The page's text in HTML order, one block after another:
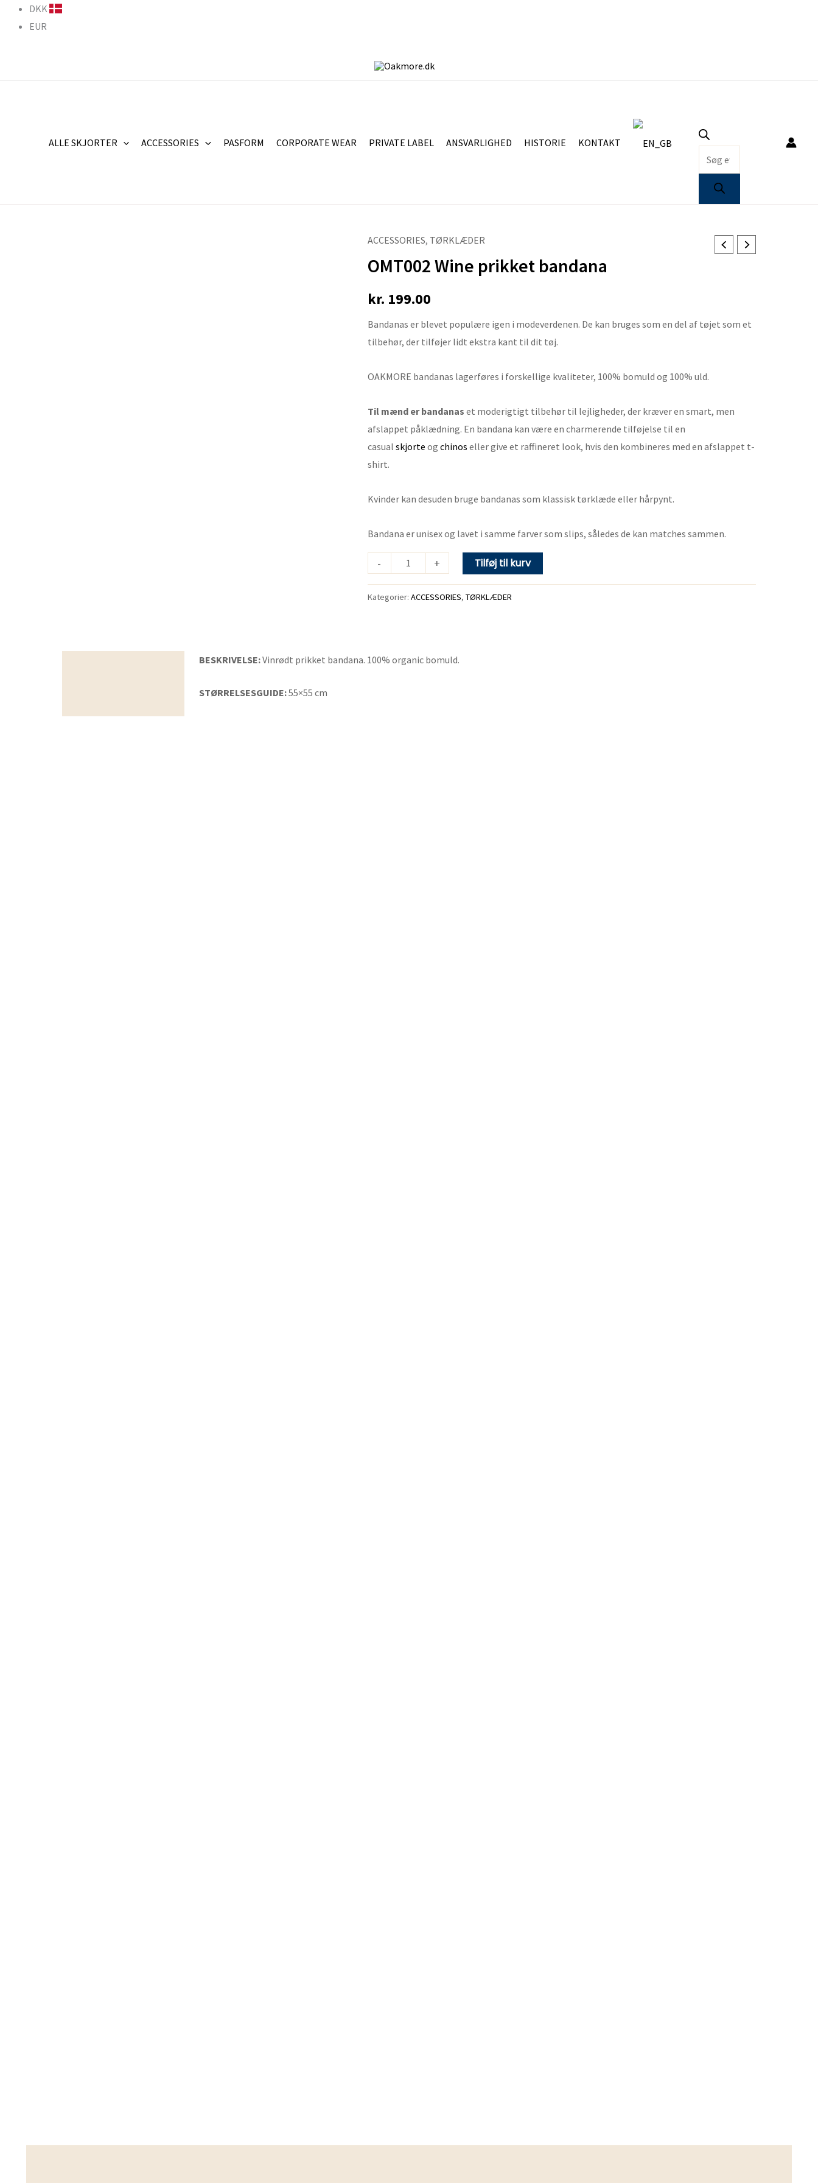
DKK
EUR
ALLE SKJORTER ACCESSORIES PASFORM CORPORATE WEAR PRIVATE LABEL ANSVARLIGHED HISTORIE KONTAKT
ACCESSORIES, TØRKLÆDER
OMT002 Wine prikket bandana
kr. 199.00
Bandanas er blevet populære igen i modeverdenen. De kan bruges som en del af tøjet som et
tilbehør, der tilføjer lidt ekstra kant til dit tøj.
OAKMORE bandanas lagerføres i forskellige kvaliteter, 100% bomuld og 100% uld.
Til mænd er bandanas et moderigtigt tilbehør til lejligheder, der kræver en smart, men
afslappet påklædning. En bandana kan være en charmerende tilføjelse til en
casual skjorte og chinos eller give et raffineret look, hvis den kombineres med en afslappet t-
shirt.
Kvinder kan desuden bruge bandanas som klassisk tørklæde eller hårpynt.
Bandana er unisex og lavet i samme farver som slips, således de kan matches sammen.
-
OMT002
Wine
bandana
+ Tilføj til kurv
Kategorier: ACCESSORIES, TØRKLÆDER
BESKRIVELSE:Vinrødt prikket bandana. 100% organic bomuld.
STØRRELSESGUIDE:55×55 cm